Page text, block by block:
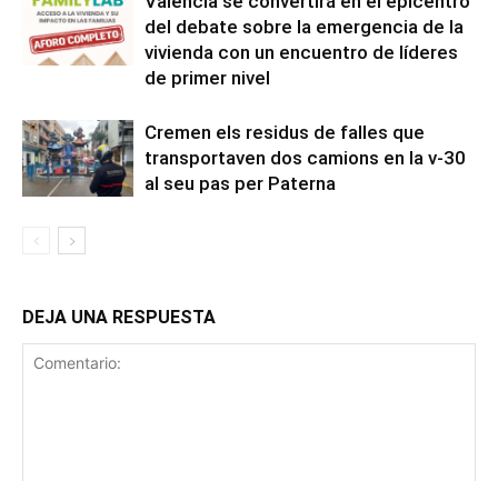
del debate sobre la emergencia de la
vivienda con un encuentro de líderes
de primer nivel
Cremen els residus de falles que
transportaven dos camions en la v-30
al seu pas per Paterna
DEJA UNA RESPUESTA